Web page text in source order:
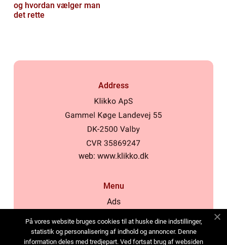
og hvordan vælger man
det rette
Address
web: www.klikko.dk
Menu
Ads
Cookies
Contact
På vores website bruges cookies til at huske dine indstillinger,
statistik og personalisering af indhold og annoncer. Denne
information deles med tredjepart. Ved fortsat brug af websiden